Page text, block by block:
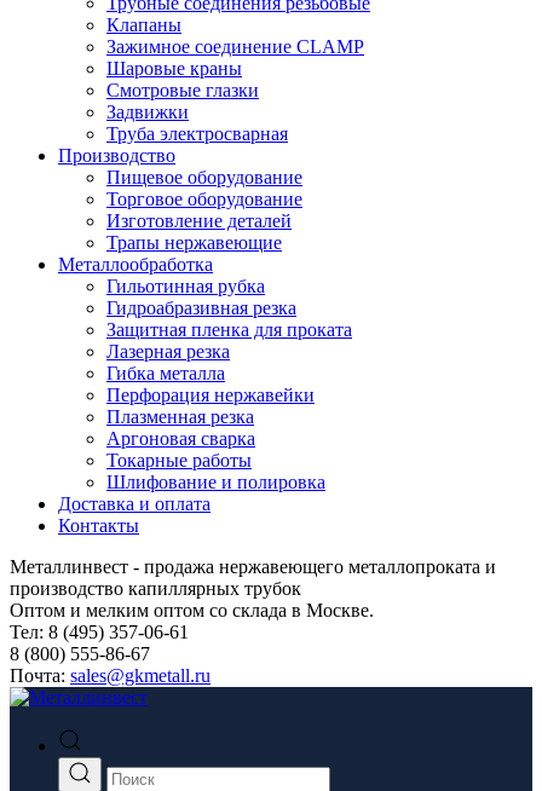
Клапаны
Зажимное соединение CLAMP
Шаровые краны
Смотровые глазки
Задвижки
Труба электросварная
Производство
Пищевое оборудование
Торговое оборудование
Изготовление деталей
Трапы нержавеющие
Металлообработка
Гильотинная рубка
Гидроабразивная резка
Защитная пленка для проката
Лазерная резка
Гибка металла
Перфорация нержавейки
Плазменная резка
Аргоновая сварка
Токарные работы
Шлифование и полировка
Доставка и оплата
Контакты
Металлинвест - продажа нержавеющего металлопроката и
производство капиллярных трубок
Оптом и мелким оптом со склада в Москве.
Тел: 8 (495) 357-06-61
8 (800) 555-86-67
Почта: sales@gkmetall.ru